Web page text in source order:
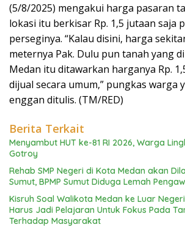
(5/8/2025) mengakui harga pasaran
lokasi itu berkisar Rp. 1,5 jutaan saja
perseginya. “Kalau disini, harga
meternya Pak. Dulu pun tanah yang
Medan itu ditawarkan harganya Rp.
dijual secara umum,” pungkas warga
enggan ditulis. (TM/RED)
Berita Terkait
Menyambut HUT ke-81 RI 2026, Warga
Gotroy
Rehab SMP Negeri di Kota Medan akan
Sumut, BPMP Sumut Diduga Lemah
Kisruh Soal Walikota Medan ke Luar
Harus Jadi Pelajaran Untuk Fokus Pada
Terhadap Masyarakat